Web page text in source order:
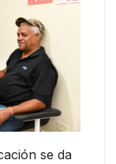
se da